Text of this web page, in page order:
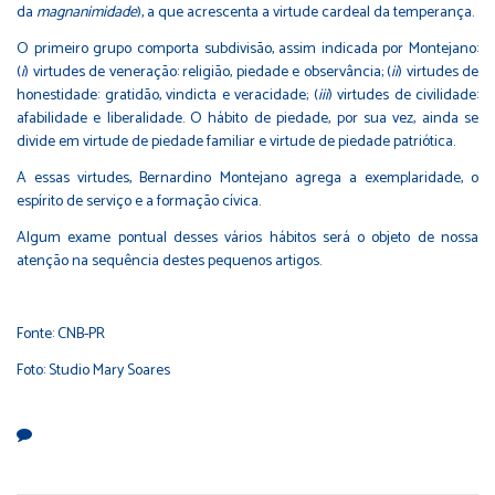
da magnanimidade), a que acrescenta a virtude cardeal da temperança.
O primeiro grupo comporta subdivisão, assim indicada por Montejano:
(i) virtudes de veneração: religião, piedade e observância; (ii) virtudes de
honestidade: gratidão, vindicta e veracidade; (iii) virtudes de civilidade:
afabilidade e liberalidade. O hábito de piedade, por sua vez, ainda se
divide em virtude de piedade familiar e virtude de piedade patriótica.
A essas virtudes, Bernardino Montejano agrega a exemplaridade, o
espírito de serviço e a formação cívica.
Algum exame pontual desses vários hábitos será o objeto de nossa
atenção na sequência destes pequenos artigos.
Fonte:CNB-PR
Foto: Studio Mary Soares